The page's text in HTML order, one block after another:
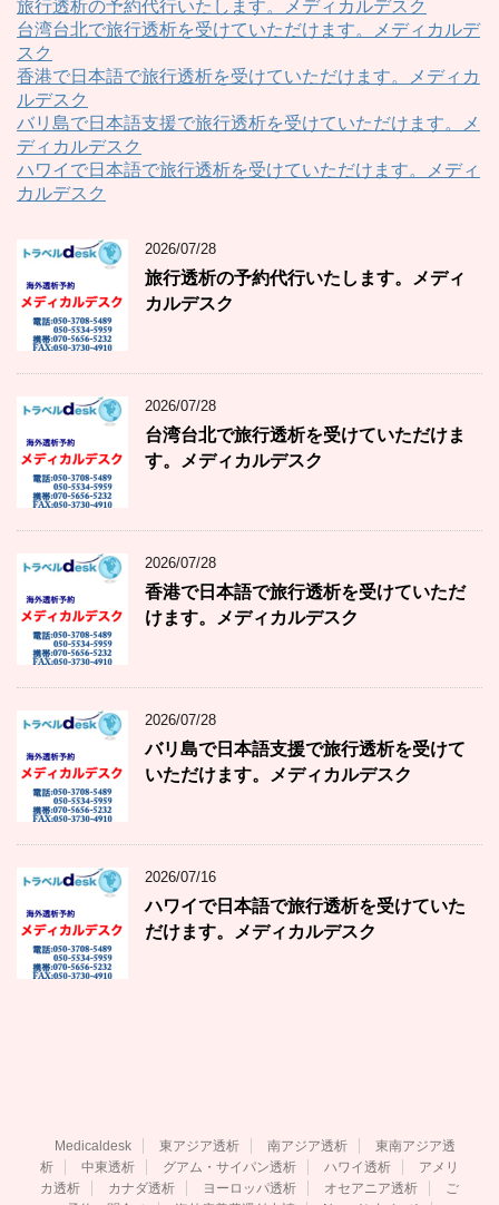
旅行透析の予約代行いたします。メディカルデスク
台湾台北で旅行透析を受けていただけます。メディカルデ
スク
香港で日本語で旅行透析を受けていただけます。メディカ
ルデスク
バリ島で日本語支援で旅行透析を受けていただけます。メ
ディカルデスク
ハワイで日本語で旅行透析を受けていただけます。メディ
カルデスク
2026/07/28
旅行透析の予約代行いたします。メディ
カルデスク
2026/07/28
台湾台北で旅行透析を受けていただけま
す。メディカルデスク
2026/07/28
香港で日本語で旅行透析を受けていただ
けます。メディカルデスク
2026/07/28
バリ島で日本語支援で旅行透析を受けて
いただけます。メディカルデスク
2026/07/16
ハワイで日本語で旅行透析を受けていた
だけます。メディカルデスク
Medicaldesk 東アジア透析 南アジア透析
東南アジア透
析
中東透析 グアム・サイパン透析 ハワイ透析
アメリ
カ透析
カナダ透析 ヨーロッパ透析 オセアニア透析
ご